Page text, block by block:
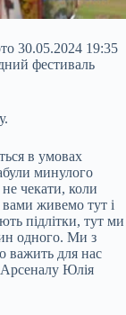
30.05.2024 19:35
фестиваль
в умовах
минулого
чекати, коли
живемо тут і
підлітки, тут ми
одного. Ми з
важить для нас
Юлія